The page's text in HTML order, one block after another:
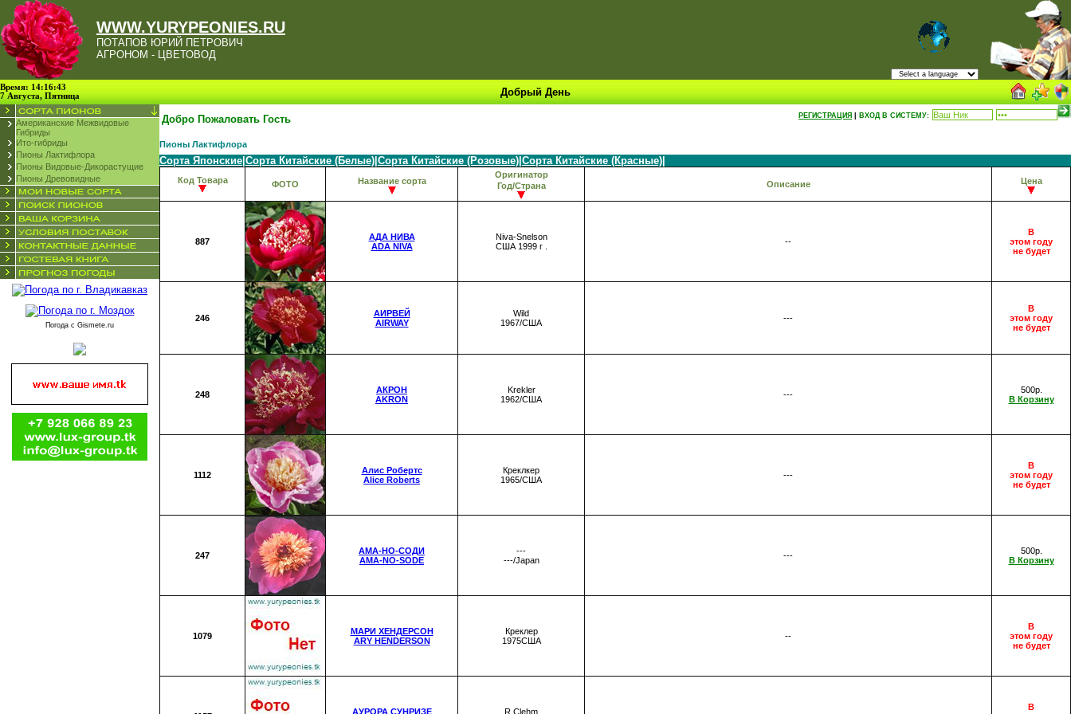
WWW.YURYPEONIES.RU
ПОТАПОВ ЮРИЙ ПЕТРОВИЧ
АГРОНОМ - ЦВЕТОВОД
Время: 14:16:43
7 Августа, Пятница
Добрый День
Американские Межвидовые
Гибриды
Ито-гибриды
Пионы Лактифлора
Пионы Видовые-Дикорастущие
Пионы Древовидные
Погода с Gismete.ru
Добро Пожаловать Гость РЕГИСТРАЦИЯ ВХОД В СИСТЕМУ:
Пионы Лактифлора
Сорта Японские Сорта Китайские (Белые) Сорта Китайские (Розовые) Сорта Китайские (Красные)
Код Товара ФОТО Название сорта
Оригинатор
Год/Страна
Описание Цена
887
АДА НИВА
ADA NIVA
Niva-Snelson
США 1999 г .
--
В
этом году
не будет
246
АИРВЕЙ
AIRWAY
Wild
1967/США
---
В
этом году
не будет
248
АКРОН
AKRON
Krekler
1962/США
---
500р.
В Корзину
1112
Алис Робертс
Alice Roberts
Креклкер
1965/США
---
В
этом году
не будет
247
АМА-НО-СОДИ
AMA-NO-SODE
---
---/Japan
---
500р.
В Корзину
1079
МАРИ ХЕНДЕРСОН
ARY HENDERSON
Креклер
1975США
--
В
этом году
не будет
АУРОРА СУНРИЗЕ R Clehm
В